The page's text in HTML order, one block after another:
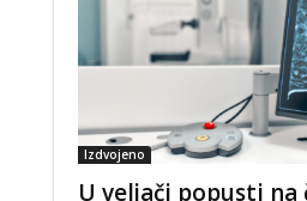
Izdvojeno
U veljači popusti